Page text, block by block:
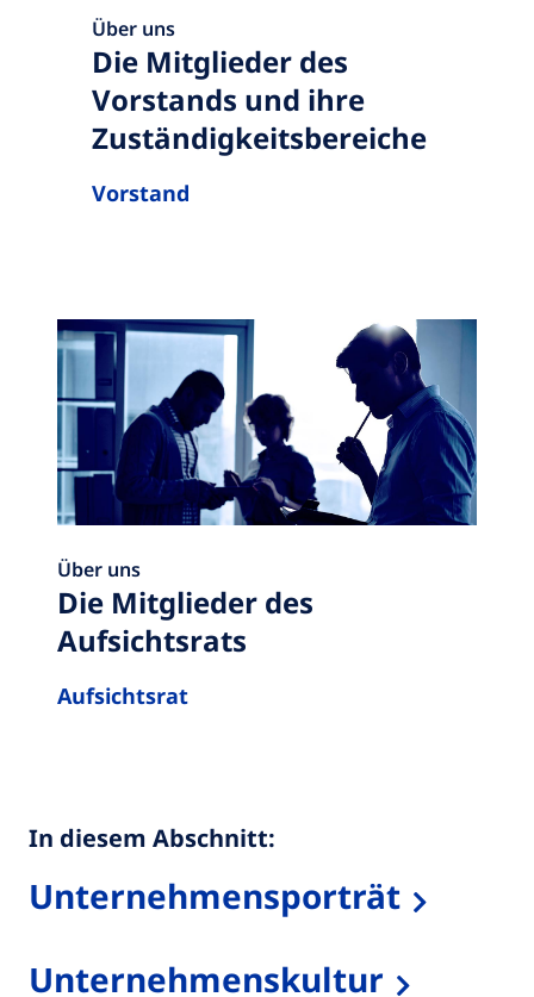
Über uns
Die Mitglieder des
Vorstands und ihre
Zuständigkeitsbereiche
Vorstand
Über uns
Die Mitglieder des
Aufsichtsrats
Aufsichtsrat
In diesem Abschnitt:
Unternehmensporträt
Unternehmenskultur